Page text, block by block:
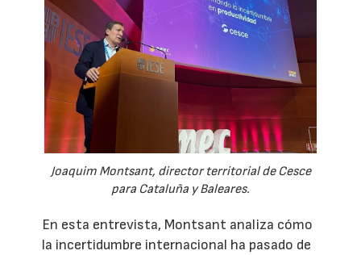
Joaquim Montsant, director territorial de Cesce
para Cataluña y Baleares.
En esta entrevista, Montsant analiza cómo
la incertidumbre internacional ha pasado de